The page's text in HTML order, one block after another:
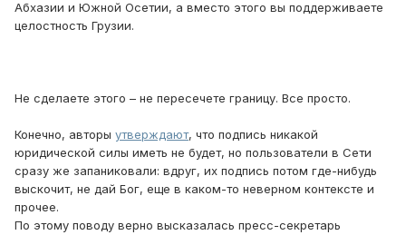
Абхазии и Южной Осетии, а вместо этого вы поддерживаете
целостность Грузии.
Не сделаете этого – не пересечете границу. Все просто.
Конечно, авторы утверждают, что подпись никакой
юридической силы иметь не будет, но пользователи в Сети
сразу же запаниковали: вдруг, их подпись потом где-нибудь
выскочит, не дай Бог, еще в каком-то неверном контексте и
прочее.
По этому поводу верно высказалась пресс-секретарь